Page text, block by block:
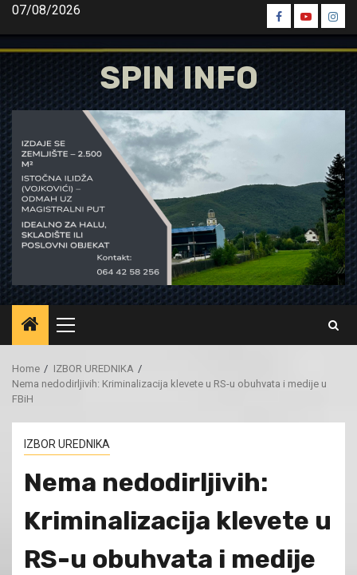
Skip
content
07/08/2026
Spin
Facebook
Spin
Youtube
Spin
SPIN INFO
Primary
Menu
Home
IZBOR UREDNIKA
Nema nedodirljivih: Kriminalizacija klevete u RS-u obuhvata i medije u
FBiH
IZBOR UREDNIKA
Nema nedodirljivih:
Kriminalizacija klevete u
RS-u obuhvata i medije